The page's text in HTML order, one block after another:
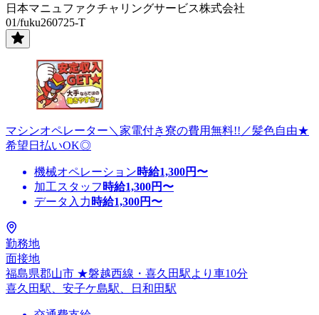
日本マニュファクチャリングサービス株式会社
01/fuku260725-T
マシンオペレーター＼家電付き寮の費用無料!!／髪色自由★
希望日払いOK◎
機械オペレーション時給1,300円〜
加工スタッフ 時給1,300円〜
データ入力 時給1,300円〜
勤務地
面接地
福島県郡山市 ★磐越西線・喜久田駅より車10分
喜久田駅、安子ケ島駅、日和田駅